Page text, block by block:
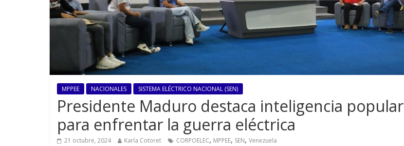
MPPEE NACIONALES SISTEMA ELÉCTRICO NACIONAL (SEN)
Presidente Maduro destaca inteligencia popular
para enfrentar la guerra eléctrica
21 octubre, 2024 Karla Cotoret CORPOELEC, MPPEE, SEN, Venezuela